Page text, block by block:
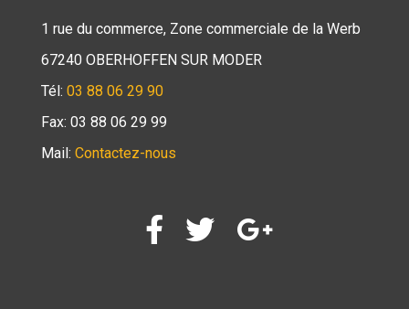
1 rue du commerce, Zone commerciale de la Werb
67240 OBERHOFFEN SUR MODER
Tél: 03 88 06 29 90
Fax: 03 88 06 29 99
Mail: Contactez-nous